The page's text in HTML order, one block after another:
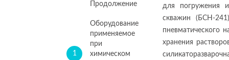
Продолжение
1
Оборудование
применяемое
при
химическом
для погружения
скважин (БСН-
пневматического
хранения